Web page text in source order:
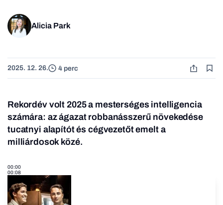
Alicia Park
2025. 12. 26. 4 perc
Rekordév volt 2025 a mesterséges intelligencia
számára: az ágazat robbanásszerű növekedése
tucatnyi alapítót és cégvezetőt emelt a
milliárdosok közé.
00:00
00:08